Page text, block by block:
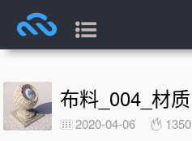
布料_004_材质
2020-04-06 1350